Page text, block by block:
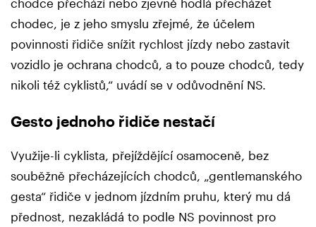
chodec, je z jeho smyslu zřejmé, že účelem
povinnosti řidiče snížit rychlost jízdy nebo zastavit
vozidlo je ochrana chodců, a to pouze chodců, tedy
nikoli též cyklistů,“ uvádí se v odůvodnění NS.
Gesto jednoho řidiče nestačí
Využije-li cyklista, přejíždějící osamoceně, bez
souběžně přecházejících chodců, „gentlemanského
gesta“ řidiče v jednom jízdním pruhu, který mu dá
přednost, nezakládá to podle NS povinnost pro